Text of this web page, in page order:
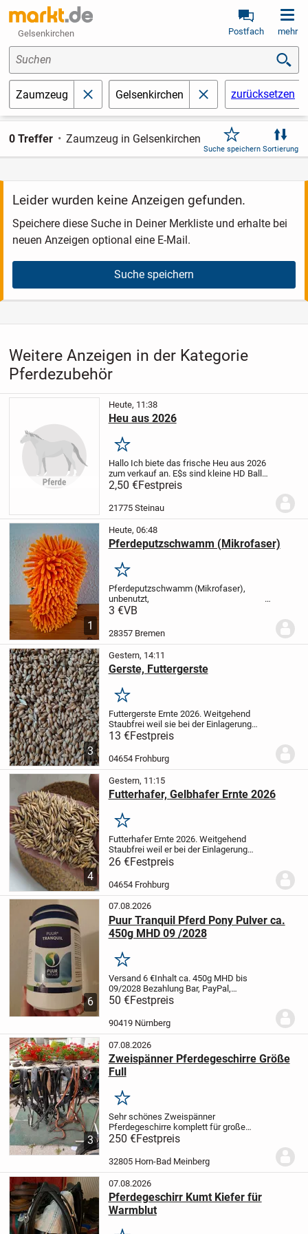
Gelsenkirchen Postfach mehr
Suchen
Zaumzeug schließenGelsenkirchen schließenzurücksetzen
0 Treffer Zaumzeug in Gelsenkirchen
Suche speichern Sortierung
Leider wurden keine Anzeigen gefunden.
Speichere diese Suche in Deiner Merkliste und erhalte bei
neuen Anzeigen optional eine E-Mail.
Suche speichern
Weitere Anzeigen in der Kategorie
Pferdezubehör
Heute, 11:38
Heu aus 2026
Merken
Hallo Ich biete das frische Heu aus 2026
zum verkauf an. E$s sind kleine HD Ballen
mit der Claas Markant 40 eprest.
2,50 €Festpreis
21775 Steinau
1
Heute, 06:48
Pferdeputzschwamm (Mikrofaser)
Merken
Pferdeputzschwamm (Mikrofaser),
unbenutzt,
3,00 Euro VB.
3 €VB
28357 Bremen
3
Gestern, 14:11
Gerste, Futtergerste
Merken
Futtergerste Ernte 2026. Weitgehend
Staubfrei weil sie bei der Einlagerung
gereinigt wurde.
in 50 kg Säcke.
Bag möglich, dann auch besserer...
13 €Festpreis
04654 Frohburg
4
Gestern, 11:15
Futterhafer, Gelbhafer Ernte 2026
Merken
Futterhafer Ernte 2026. Weitgehend
Staubfrei weil er bei der Einlagerung
gereinigt wurde.
in 3 x 34 kg Säcke Größere Mengen im
Big Bag möglich, dann auch besserer...
26 €Festpreis
04654 Frohburg
6
07.08.2026
Puur Tranquil Pferd Pony Pulver ca.
450g MHD 09 /2028
Merken
Versand 6 €Inhalt ca. 450gMHD bis
09/2028Bezahlung Bar, PayPal,
ÜberweisungAbholung in 90419 Nürnberg
St. Johannis Palmplatz
chill tranquility tranquil beruhigend
Beruhigung...
50 €Festpreis
90419 Nürnberg
3
07.08.2026
Zweispänner Pferdegeschirre Größe
Full
Merken
Sehr schönes Zweispänner
Pferdegeschirre komplett für große
Pferde aus schwarzem Leder
vollausstattung mit kopfstücken Leine
stränge
250 €Festpreis
32805 Horn-Bad Meinberg
07.08.2026
Pferdegeschirr Kumt Kiefer für
Warmblut